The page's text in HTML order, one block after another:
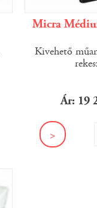
Micra
Kivehető
Ár: 19
>